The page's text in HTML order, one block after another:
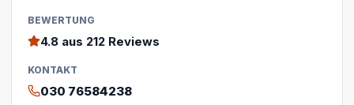
BEWERTUNG
4.8 aus 212 Reviews
KONTAKT
030 76584238